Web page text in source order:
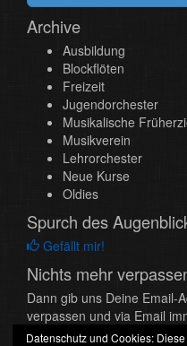
Archive
Ausbildung
Blockflöten
Freizeit
Jugendorchester
Musikalische
Musikverein
Lehrorchester
Neue Kurse
Oldies
Spurch des
Gefällt mir!
Nichts mehr
Dann gib uns Deine Email-
verpassen und via Email
bleiben.
Datenschutz und Cookies: